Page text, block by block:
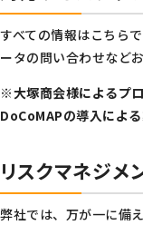
すべての情報はこちら
ータの問い合わせなど
※大塚商会様によるプ
DoCoMAPの導入によ
リスクマネジメ
弊社では、万が一に備